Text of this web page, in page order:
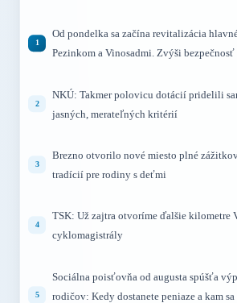
Od pondelka sa začína revitalizácia
Pezinkom a Vinosadmi. Zvýši
NKÚ: Takmer polovicu dotácií pridelili
jasných, merateľných kritérií
Brezno otvorilo nové miesto plné
tradícií pre rodiny s deťmi
TSK: Už zajtra otvoríme ďalšie kilometre
cyklomagistrály
Sociálna poisťovňa od augusta spúšťa
rodičov: Kedy dostanete peniaze a kam